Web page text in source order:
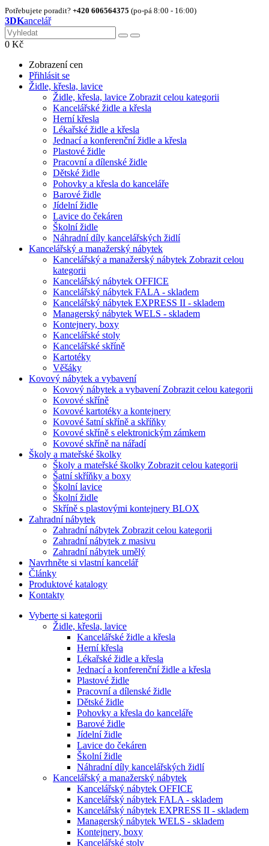
Potřebujete poradit? +420 606564375 (po-pá 8:00 - 16:00)
3DKancelář
0 Kč
Zobrazení cen
Přihlásit se
Židle, křesla, lavice
Židle, křesla, lavice Zobrazit celou kategorii
Kancelářské židle a křesla
Herní křesla
Lékařské židle a křesla
Jednací a konferenční židle a křesla
Plastové židle
Pracovní a dílenské židle
Dětské židle
Pohovky a křesla do kanceláře
Barové židle
Jídelní židle
Lavice do čekáren
Školní židle
Náhradní díly kancelářských židlí
Kancelářský a manažerský nábytek
Kancelářský a manažerský nábytek Zobrazit celou
kategorii
Kancelářský nábytek OFFICE
Kancelářský nábytek FALA - skladem
Kancelářský nábytek EXPRESS II - skladem
Managerský nábytek WELS - skladem
Kontejnery, boxy
Kancelářské stoly
Kancelářské skříně
Kartotéky
Věšáky
Kovový nábytek a vybavení
Kovový nábytek a vybavení Zobrazit celou kategorii
Kovové skříně
Kovové kartotéky a kontejnery
Kovové šatní skříně a skříňky
Kovové skříně s elektronickým zámkem
Kovové skříně na nářadí
Školy a mateřské školky
Školy a mateřské školky Zobrazit celou kategorii
Šatní skříňky a boxy
Školní lavice
Školní židle
Skříně s plastovými kontejnery BLOX
Zahradní nábytek
Zahradní nábytek Zobrazit celou kategorii
Zahradní nábytek z masivu
Zahradní nábytek umělý
Navrhněte si vlastní kancelář
Články
Produktové katalogy
Kontakty
Vyberte si kategorii
Židle, křesla, lavice
Kancelářské židle a křesla
Herní křesla
Lékařské židle a křesla
Jednací a konferenční židle a křesla
Plastové židle
Pracovní a dílenské židle
Dětské židle
Pohovky a křesla do kanceláře
Barové židle
Jídelní židle
Lavice do čekáren
Školní židle
Náhradní díly kancelářských židlí
Kancelářský a manažerský nábytek
Kancelářský nábytek OFFICE
Kancelářský nábytek FALA - skladem
Kancelářský nábytek EXPRESS II - skladem
Managerský nábytek WELS - skladem
Kontejnery, boxy
Kancelářské stoly